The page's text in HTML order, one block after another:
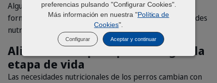
Algunas rutinas de alimentación combinan ambos
formatos para equilibrar practicidad, sabor y necesidades
nutricionales.
Alimentación para perros según la
etapa de vida
Las necesidades nutricionales de los perros cambian con
preferencias pulsando "Configurar Cookies".
Más información en nuestra "Política de
Cookies".
Configurar Aceptar y continuar